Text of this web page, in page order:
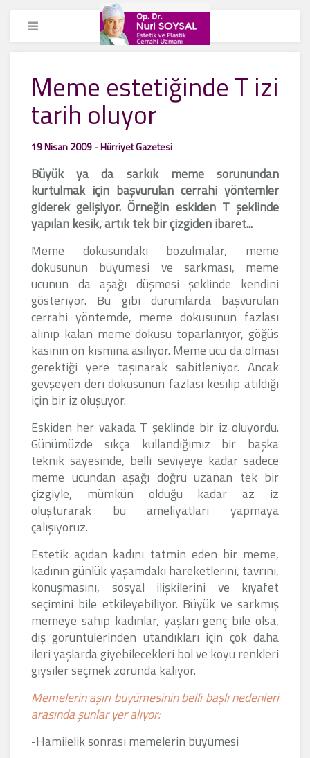
Meme estetiğinde T izi
tarih oluyor
19 Nisan 2009 - Hürriyet Gazetesi
Büyük ya da sarkık meme sorunundan
kurtulmak için başvurulan cerrahi yöntemler
giderek gelişiyor. Örneğin eskiden T şeklinde
yapılan kesik, artık tek bir çizgiden ibaret...
Meme dokusundaki bozulmalar, meme
dokusunun büyümesi ve sarkması, meme
ucunun da aşağı düşmesi şeklinde kendini
gösteriyor. Bu gibi durumlarda başvurulan
cerrahi yöntemde, meme dokusunun fazlası
alınıp kalan meme dokusu toparlanıyor, göğüs
kasının ön kısmına asılıyor. Meme ucu da olması
gerektiği yere taşınarak sabitleniyor. Ancak
gevşeyen deri dokusunun fazlası kesilip atıldığı
için bir iz oluşuyor.
Eskiden her vakada T şeklinde bir iz oluyordu.
Günümüzde sıkça kullandığımız bir başka
teknik sayesinde, belli seviyeye kadar sadece
meme ucundan aşağı doğru uzanan tek bir
çizgiyle, mümkün olduğu kadar az iz
oluşturarak bu ameliyatları yapmaya
çalışıyoruz.
Estetik açıdan kadını tatmin eden bir meme,
kadının günlük yaşamdaki hareketlerini, tavrını,
konuşmasını, sosyal ilişkilerini ve kıyafet
seçimini bile etkileyebiliyor. Büyük ve sarkmış
memeye sahip kadınlar, yaşları genç bile olsa,
dış görüntülerinden utandıkları için çok daha
ileri yaşlarda giyebilecekleri bol ve koyu renkleri
giysiler seçmek zorunda kalıyor.
Memelerin aşırı büyümesinin belli başlı nedenleri
arasında şunlar yer alıyor:
-Hamilelik sonrası memelerin büyümesi